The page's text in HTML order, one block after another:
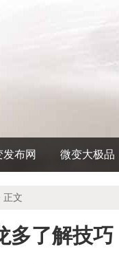
发布网 微变大极品
正文
多了解技巧